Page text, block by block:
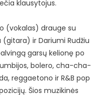
klausytojus.
(vokalas) drauge su
ir Dariumi Rudžiu
garsų kelionę po
bolero, cha-cha-
reggaetono ir R&B pop
Šios muzikinės